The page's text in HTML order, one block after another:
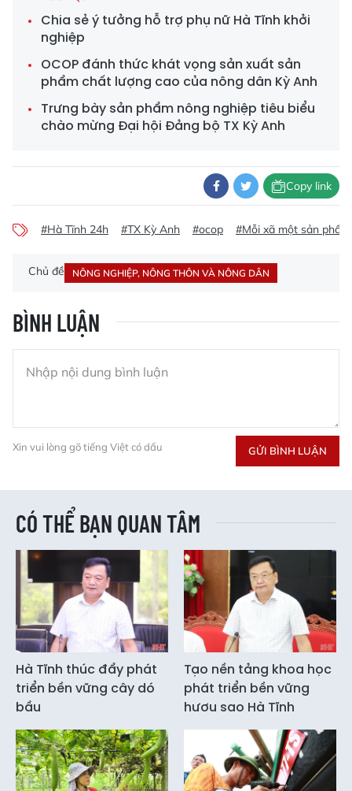
Chia sẻ ý tưởng hỗ trợ phụ nữ Hà Tĩnh khởi
nghiệp
OCOP đánh thức khát vọng sản xuất sản
phẩm chất lượng cao của nông dân Kỳ Anh
Trưng bày sản phẩm nông nghiệp tiêu biểu
chào mừng Đại hội Đảng bộ TX Kỳ Anh
Copy link
#Hà Tĩnh 24h #TX Kỳ Anh #ocop #Mỗi xã một sản
Chủ đề NÔNG NGHIỆP, NÔNG THÔN VÀ NÔNG DÂN
BÌNH LUẬN
Xin vui lòng gõ tiếng Việt có dấu GỬI BÌNH LUẬN
CÓ THỂ BẠN QUAN TÂM
Hà Tĩnh thúc đẩy phát
triển bền vững cây dó
bầu
Tạo nền tảng khoa học
phát triển bền vững
hươu sao Hà Tĩnh